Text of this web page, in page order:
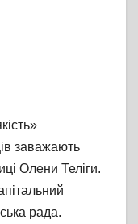
заважають
Олени Теліги.
рада.